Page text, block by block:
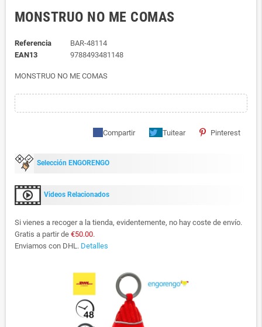
MONSTRUO NO ME COMAS
Referencia
BAR-48114
EAN13
9788493481148
MONSTRUO NO ME COMAS
Compartir Tuitear Pinterest
Selección ENGORENGO
Videos Relacionados
Si vienes a recoger a la tienda, evidentemente, no hay coste de envío.
Gratis a partir de €50.00.
Enviamos con DHL. Detalles